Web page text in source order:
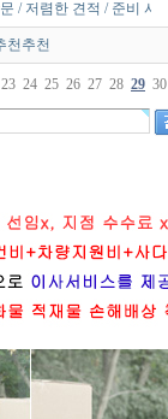
/ 저렴한 견적 / 준비 사
천추천
23 24 25 26 27 28 29 30